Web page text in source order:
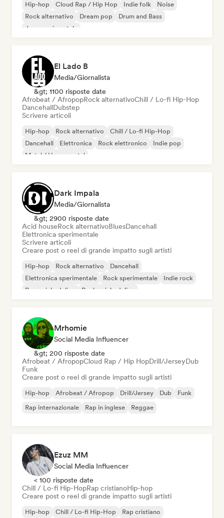
Hip-hop Cloud Rap / Hip Hop Indie folk
Noise
Rock alternativo
Dream pop
Drum and Bass
Jazz sperimentale
El Lado B
Media/Giornalista
&gt; 1100 risposte date
Afrobeat / AfropopRock alternativoChill / Lo-fi Hip-Hop
DancehallDubstep
Scrivere articoli
Hip-hop Rock alternativo
Chill / Lo-fi Hip-Hop
Dancehall
Elettronica Rock elettronico
Indie pop
Metal / Heavy metal
Dark Impala
Media/Giornalista
&gt; 2900 risposte date
Acid houseRock alternativoBluesDancehall
Elettronica sperimentale
Scrivere articoli
Creare post o reel di grande impatto sugli artisti
Hip-hop Rock alternativo
Dancehall
Elettronica sperimentale
Rock sperimentale
Indie rock
Pop psichedelico
Rock psichedelico
Mrhomie
Social Media Influencer
&gt; 200 risposte date
Afrobeat / AfropopCloud Rap / Hip HopDrill/JerseyDub
Funk
Creare post o reel di grande impatto sugli artisti
Hip-hop Afrobeat / Afropop Drill/Jersey Dub
Funk
Rap internazionale
Rap in inglese Reggae
Ezuz MM
Social Media Influencer
< 100 risposte date
Chill / Lo-fi Hip-HopRap cristianoHip-hop
Creare post o reel di grande impatto sugli artisti
Hip-hop Chill / Lo-fi Hip-Hop Rap cristiano